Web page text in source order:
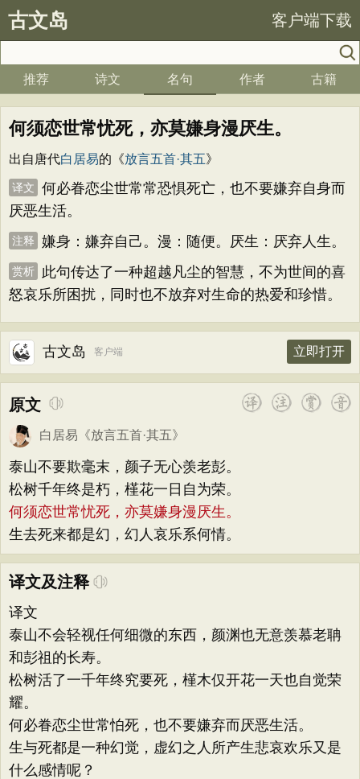
古文岛 客户端下载
推荐 诗文 名句 作者 古籍
何须恋世常忧死，亦莫嫌身漫厌生。
出自唐代白居易的《放言五首·其五》
译文
何必眷恋尘世常常恐惧死亡，也不要嫌弃自身而
厌恶生活。
注释 嫌身：嫌弃自己。漫：随便。厌生：厌弃人生。
赏析
此句传达了一种超越凡尘的智慧，不为世间的喜
怒哀乐所困扰，同时也不放弃对生命的热爱和珍惜。
古文岛 客户端 立即打开
原文
白居易 《放言五首·其五》
泰山不要欺毫末，颜子无心羡老彭。
松树千年终是朽，槿花一日自为荣。
何须恋世常忧死，亦莫嫌身漫厌生。
生去死来都是幻，幻人哀乐系何情。
译文及注释
译文
泰山不会轻视任何细微的东西，颜渊也无意羡慕老聃
和彭祖的长寿。
松树活了一千年终究要死，槿木仅开花一天也自觉荣
耀。
何必眷恋尘世常怕死，也不要嫌弃而厌恶生活。
生与死都是一种幻觉，虚幻之人所产生悲哀欢乐又是
什么感情呢？